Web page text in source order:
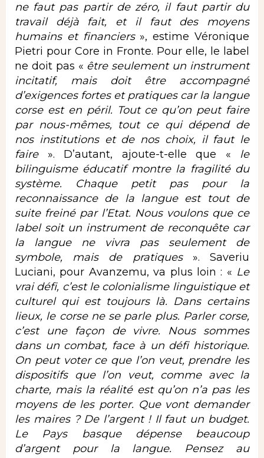
ne faut pas partir de zéro, il faut partir du
travail déjà fait, et il faut des moyens
humains et financiers», estime Véronique
Pietri pour Core in Fronte. Pour elle, le label
ne doit pas « être seulement un instrument
incitatif, mais doit être accompagné
d’exigences fortes et pratiques car la langue
corse est en péril. Tout ce qu’on peut faire
par nous-mêmes, tout ce qui dépend de
nos institutions et de nos choix, il faut le
faire ». D’autant, ajoute-t-elle que « le
bilinguisme éducatif montre la fragilité du
système. Chaque petit pas pour la
reconnaissance de la langue est tout de
suite freiné par l’Etat. Nous voulons que ce
label soit un instrument de reconquête car
la langue ne vivra pas seulement de
symbole, mais de pratiques ». Saveriu
Luciani, pour Avanzemu, va plus loin : « Le
vrai défi, c’est le colonialisme linguistique et
culturel qui est toujours là. Dans certains
lieux, le corse ne se parle plus. Parler corse,
c’est une façon de vivre. Nous sommes
dans un combat, face à un défi historique.
On peut voter ce que l’on veut, prendre les
dispositifs que l’on veut, comme avec la
charte, mais la réalité est qu’on n’a pas les
moyens de les porter. Que vont demander
les maires ? De l’argent ! Il faut un budget.
Le Pays basque dépense beaucoup
d’argent pour la langue. Pensez au